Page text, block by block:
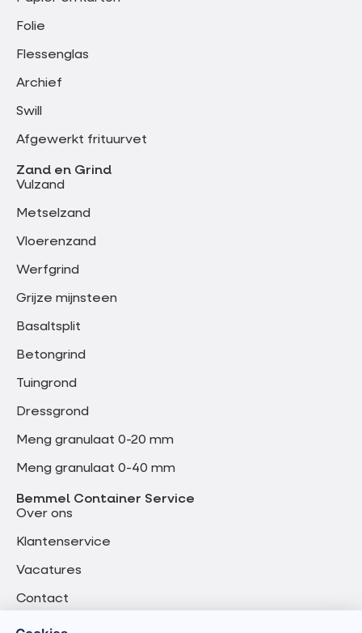
Folie
Flessenglas
Archief
Swill
Afgewerkt frituurvet
Zand en Grind
Vulzand
Metselzand
Vloerenzand
Werfgrind
Grijze mijnsteen
Basaltsplit
Betongrind
Tuingrond
Dressgrond
Meng granulaat 0-20 mm
Meng granulaat 0-40 mm
Bemmel Container Service
Over ons
Klantenservice
Vacatures
Contact